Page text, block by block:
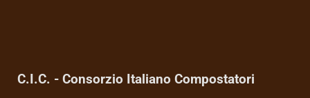
C.I.C. - Consorzio Italiano Compostatori